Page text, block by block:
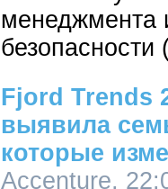
менеджмента
Fjord Trends
выявила
которые
Accenture,